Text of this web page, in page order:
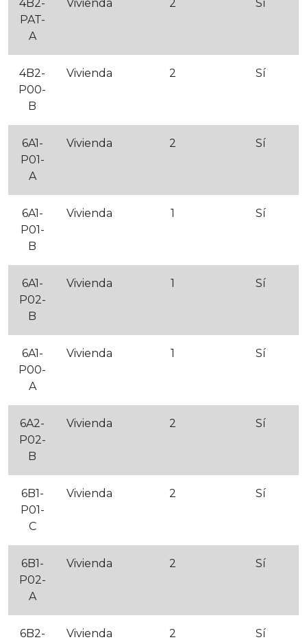
4B2-
PAT-
A
Vivienda 2 Sí
4B2-
P00-
B
Vivienda 2 Sí
6A1-
P01-
A
Vivienda 2 Sí
6A1-
P01-
B
Vivienda 1 Sí
6A1-
P02-
B
Vivienda 1 Sí
6A1-
P00-
A
Vivienda 1 Sí
6A2-
P02-
B
Vivienda 2 Sí
6B1-
P01-
C
Vivienda 2 Sí
6B1-
P02-
A
Vivienda 2 Sí
6B2-
Vivienda 2 Sí